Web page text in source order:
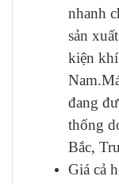
nhanh
sản
kiện
đang
thống
Bắc,
Giá cả